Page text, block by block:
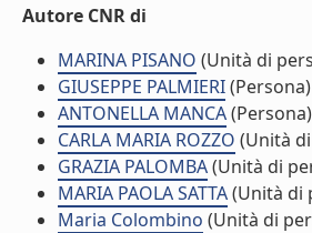
Autore CNR di
MARINA PISANO (Unità di
GIUSEPPE PALMIERI(Persona)
ANTONELLA MANCA(Persona)
CARLA MARIA ROZZO (Unità
GRAZIA PALOMBA(Unità di
MARIA PAOLA SATTA(Unità di
Maria Colombino (Unità di